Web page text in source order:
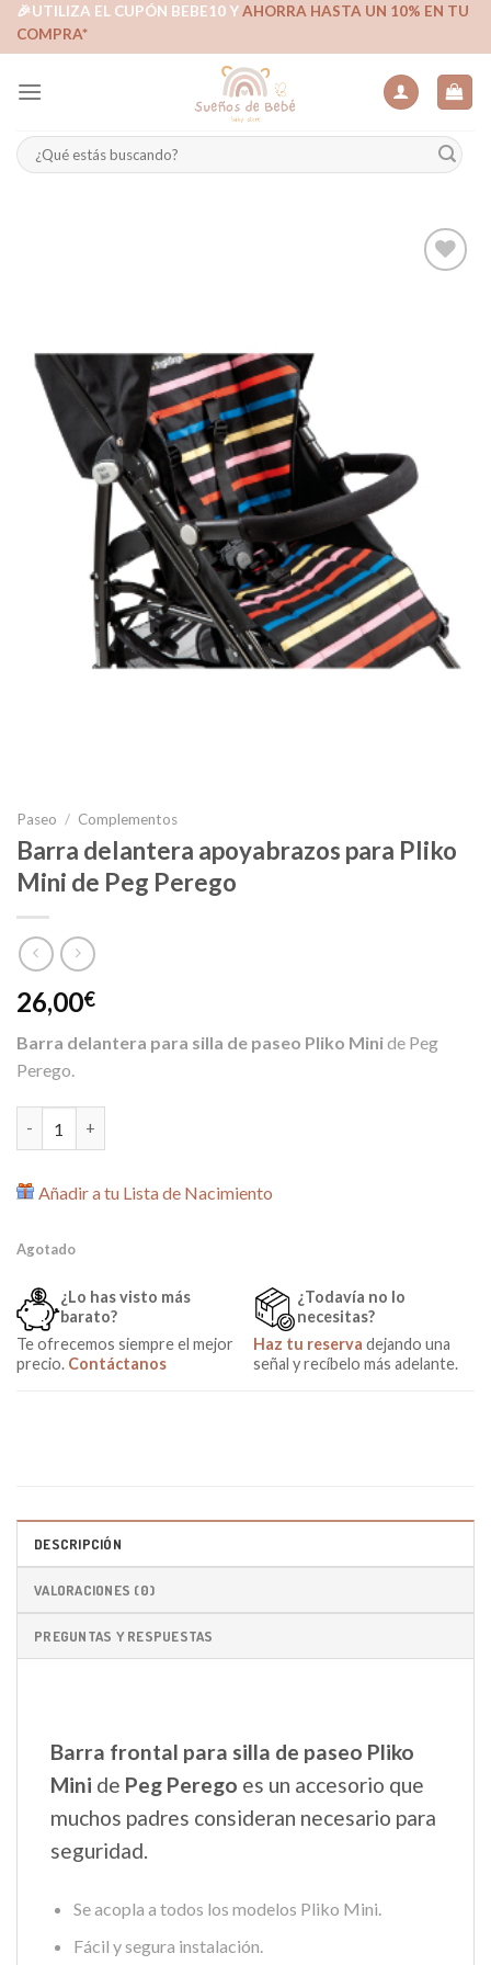
Skip🎉UTILIZA EL CUPÓN BEBE10 YAHORRA HASTA UN 10% EN TU
COMPRA*
Buscar
por:
Paseo / Complementos
Barra delantera apoyabrazos para Pliko
Mini de Peg Perego
26,00€
Barra delantera para silla de paseo Pliko Minide Peg
Perego.
Añadir a tu Lista de Nacimiento
Agotado
¿Lo has visto más
barato?
Te ofrecemos siempre el mejor
precio. Contáctanos
¿Todavía no lo
necesitas?
Haz tu reserva dejando una
señal y recíbelo más adelante.
DESCRIPCIÓN
VALORACIONES (0)
PREGUNTAS Y RESPUESTAS
Barra frontal para silla de paseo Pliko
Mini de Peg Perego es un accesorio que
muchos padres consideran necesario para
seguridad.
Se acopla a todos los modelos Pliko Mini.
Fácil y segura instalación.